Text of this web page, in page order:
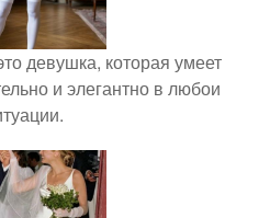
девушка, которая умеет
и элегантно в любои